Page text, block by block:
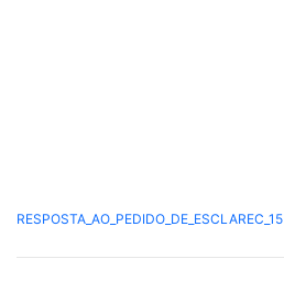
RESPOSTA_AO_PEDIDO_DE_ESCLAREC_15